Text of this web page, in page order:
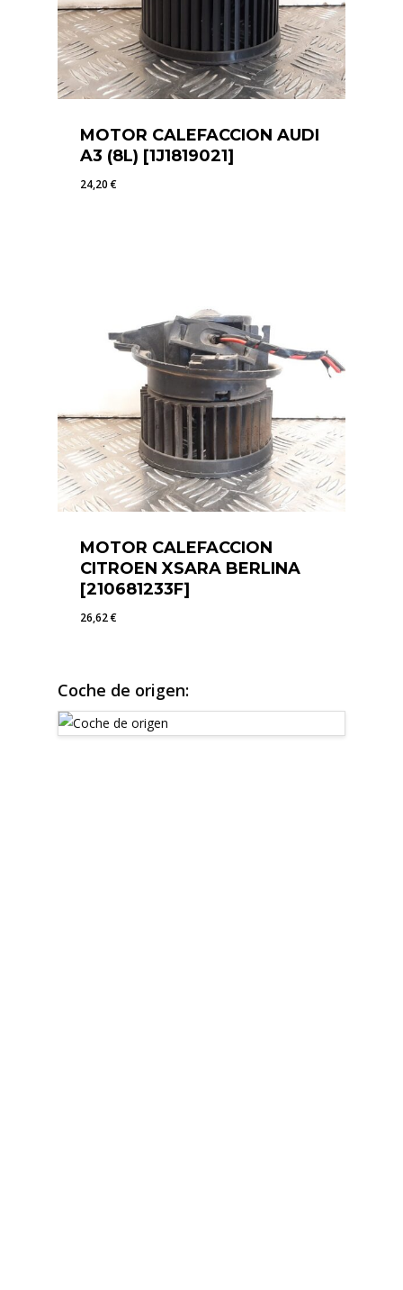
MOTOR CALEFACCION AUDI
A3 (8L) [1J1819021]
24,20€
MOTOR CALEFACCION
CITROEN XSARA BERLINA
[210681233F]
26,62€
Coche de origen: